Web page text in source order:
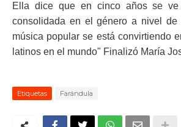
Ella dice que en cinco años se ve
consolidada en el género a nivel de
música popular se está convirtiendo
latinos en el mundo" Finalizó María
Etiquetas Farándula